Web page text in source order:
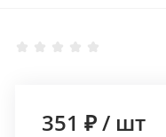
351 ₽/ шт